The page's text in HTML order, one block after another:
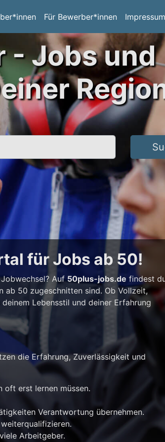
Für Bewerber*innen Impressum
- Jobs und
für Jobs ab 50!
Jobwechsel? Auf50plus-jobs.de findest
ab 50 zugeschnitten sind. Ob Vollzeit,
Lebensstil und deiner Erfahrung
die Erfahrung, Zuverlässigkeit und
oft erst lernen müssen.
Verantwortung übernehmen.
Arbeitgeber.